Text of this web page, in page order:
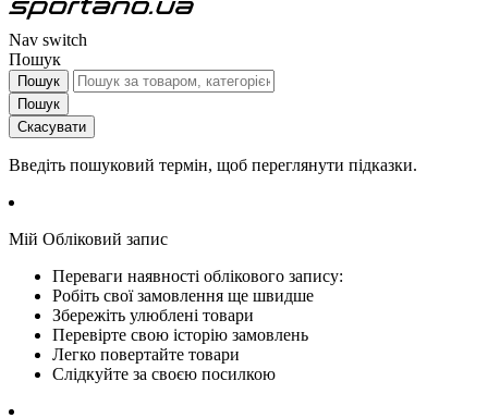
Nav switch
Пошук
Пошук
Пошук
Скасувати
Введіть пошуковий термін, щоб переглянути підказки.
Мій Обліковий запис
Переваги наявності облікового запису:
Робіть свої замовлення ще швидше
Збережіть улюблені товари
Перевірте свою історію замовлень
Легко повертайте товари
Слідкуйте за своєю посилкою